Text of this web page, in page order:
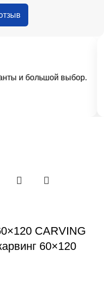
и большой выбор.
CARVING
60×120